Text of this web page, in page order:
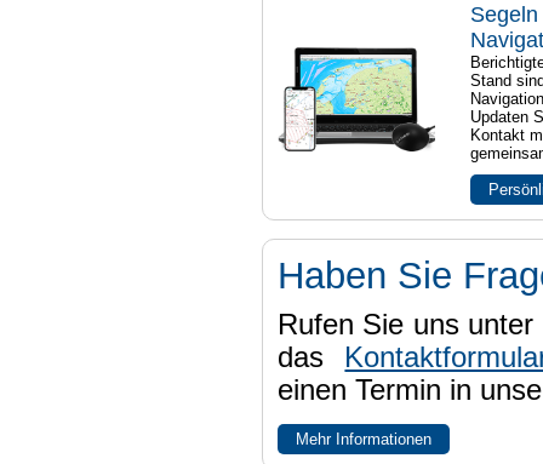
Stand
Updaten
Kontakt
Haben Sie
Rufen Sie uns
das
einen Termin in
Mehr Informationen